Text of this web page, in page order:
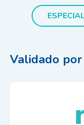
Validado por